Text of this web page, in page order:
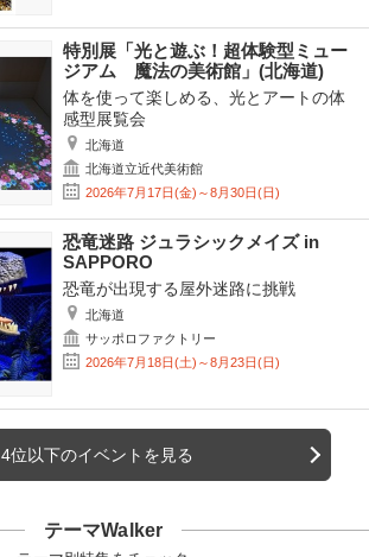
特別展「光と遊ぶ！超体験型ミュー
ジアム 魔法の美術館」(北海道)
体を使って楽しめる、光とアートの体
感型展覧会
北海道
北海道立近代美術館
2026年7月17日(金)～8月30日(日)
恐竜迷路 ジュラシックメイズ in
SAPPORO
恐竜が出現する屋外迷路に挑戦
北海道
サッポロファクトリー
2026年7月18日(土)～8月23日(日)
4位以下のイベントを見る
テーマWalker